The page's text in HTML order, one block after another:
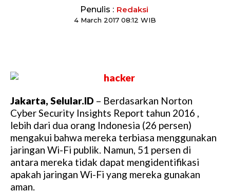
Penulis : Redaksi
4 March 2017 08:12 WIB
Jakarta, Selular.ID – Berdasarkan Norton
Cyber Security Insights Report tahun 2016 ,
lebih dari dua orang Indonesia (26 persen)
mengakui bahwa mereka terbiasa menggunakan
jaringan Wi-Fi publik. Namun, 51 persen di
antara mereka tidak dapat mengidentifikasi
apakah jaringan Wi-Fi yang mereka gunakan
aman.